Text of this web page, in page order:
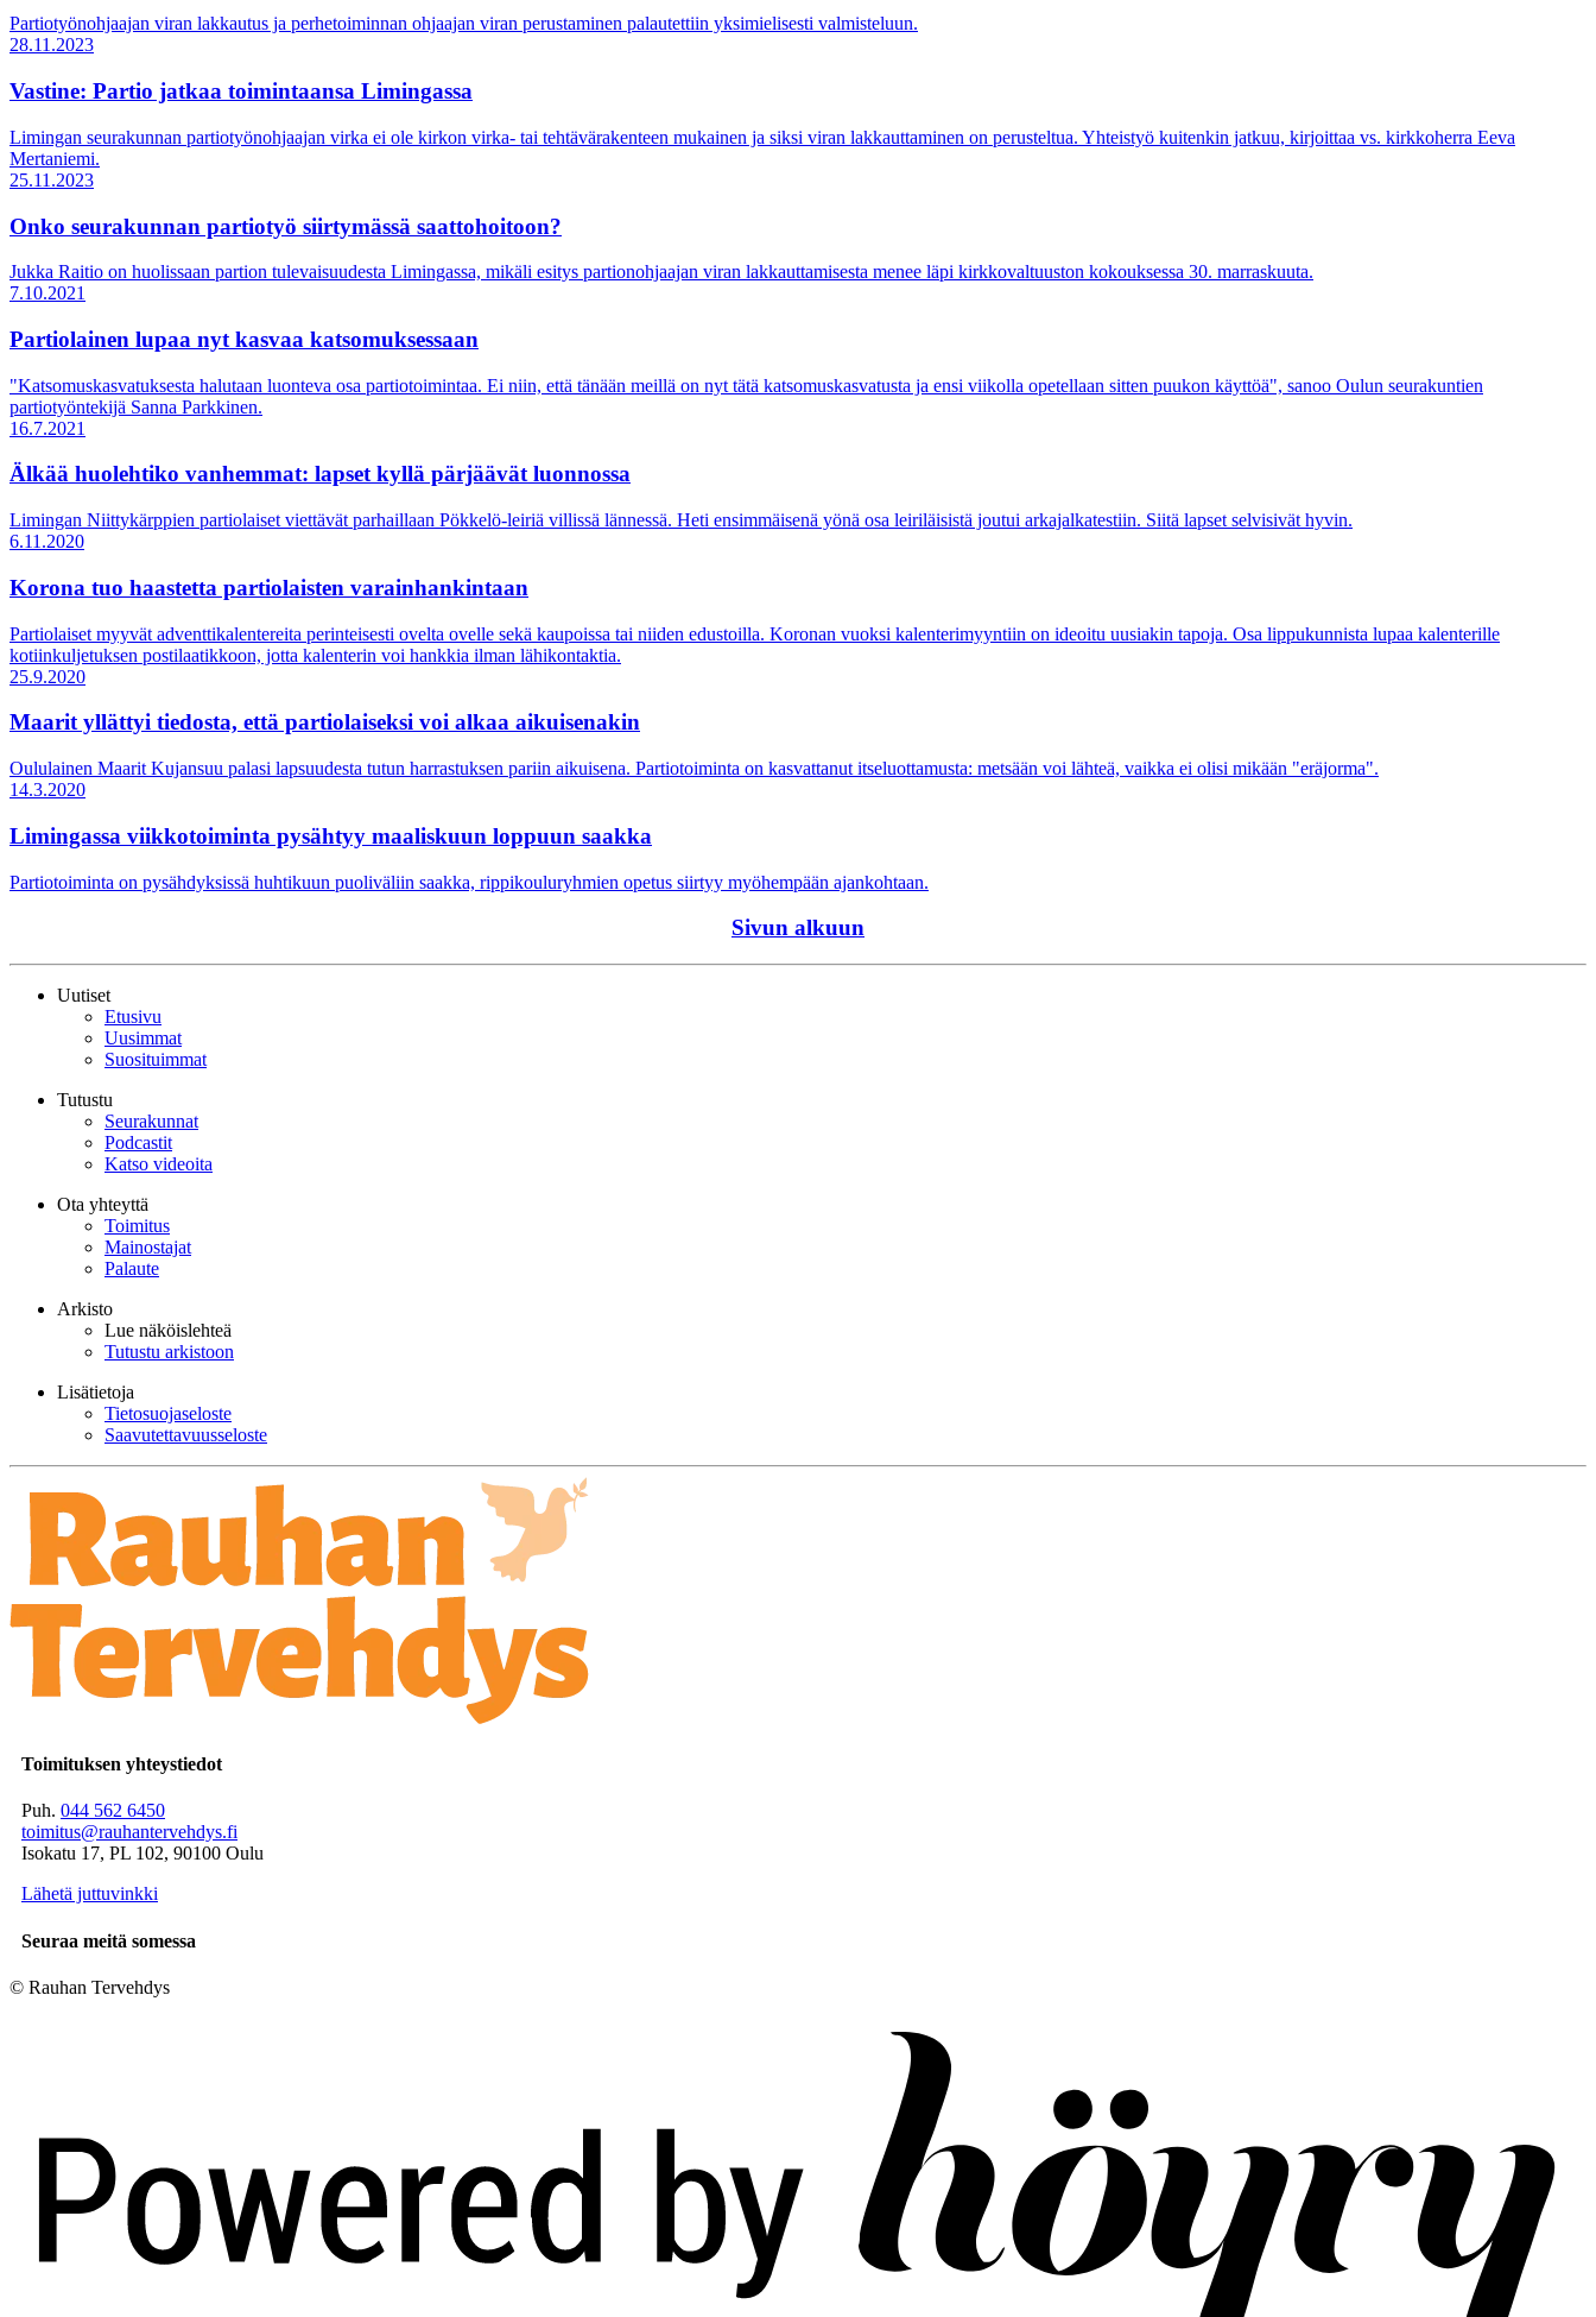
Partiotyönohjaajan viran lakkautus ja perhetoiminnan ohjaajan viran perustaminen palautettiin yksimielisesti valmisteluun.
28.11.2023
Vastine: Partio jatkaa toimintaansa Limingassa
Limingan seurakunnan partiotyönohjaajan virka ei ole kirkon virka- tai tehtävärakenteen mukainen ja siksi viran lakkauttaminen on perusteltua. Yhteistyö kuitenkin jatkuu, kirjoittaa vs. kirkkoherra Eeva
Mertaniemi.
25.11.2023
Onko seurakunnan partiotyö siirtymässä saattohoitoon?
Jukka Raitio on huolissaan partion tulevaisuudesta Limingassa, mikäli esitys partionohjaajan viran lakkauttamisesta menee läpi kirkkovaltuuston kokouksessa 30. marraskuuta.
7.10.2021
Partiolainen lupaa nyt kasvaa katsomuksessaan
"Katsomuskasvatuksesta halutaan luonteva osa partiotoimintaa. Ei niin, että tänään meillä on nyt tätä katsomuskasvatusta ja ensi viikolla opetellaan sitten puukon käyttöä", sanoo Oulun seurakuntien
partiotyöntekijä Sanna Parkkinen.
16.7.2021
Älkää huolehtiko vanhemmat: lapset kyllä pärjäävät luonnossa
Limingan Niittykärppien partiolaiset viettävät parhaillaan Pökkelö-leiriä villissä lännessä. Heti ensimmäisenä yönä osa leiriläisistä joutui arkajalkatestiin. Siitä lapset selvisivät hyvin.
6.11.2020
Korona tuo haastetta partiolaisten varainhankintaan
Partiolaiset myyvät adventtikalentereita perinteisesti ovelta ovelle sekä kaupoissa tai niiden edustoilla. Koronan vuoksi kalenterimyyntiin on ideoitu uusiakin tapoja. Osa lippukunnista lupaa kalenterille
kotiinkuljetuksen postilaatikkoon, jotta kalenterin voi hankkia ilman lähikontaktia.
25.9.2020
Maarit yllättyi tiedosta, että partiolaiseksi voi alkaa aikuisenakin
Oululainen Maarit Kujansuu palasi lapsuudesta tutun harrastuksen pariin aikuisena. Partiotoiminta on kasvattanut itseluottamusta: metsään voi lähteä, vaikka ei olisi mikään "eräjorma".
14.3.2020
Limingassa viikkotoiminta pysähtyy maaliskuun loppuun saakka
Partiotoiminta on pysähdyksissä huhtikuun puoliväliin saakka, rippikouluryhmien opetus siirtyy myöhempään ajankohtaan.
Sivun alkuun
Uutiset
Etusivu
Uusimmat
Suosituimmat
Tutustu
Seurakunnat
Podcastit
Katso videoita
Ota yhteyttä
Toimitus
Mainostajat
Palaute
Arkisto
Lue näköislehteä
Tutustu arkistoon
Lisätietoja
Tietosuojaseloste
Saavutettavuusseloste
Toimituksen yhteystiedot
Puh. 044 562 6450
toimitus@rauhantervehdys.fi
Isokatu 17, PL 102, 90100 Oulu
Lähetä juttuvinkki
Seuraa meitä somessa
© Rauhan Tervehdys